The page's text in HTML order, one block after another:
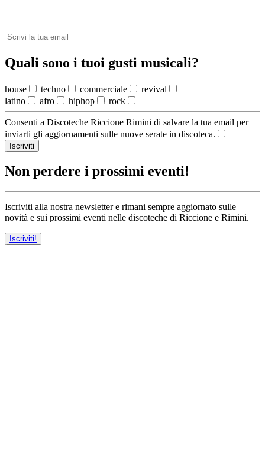
Quali sono i tuoi gusti musicali?
house techno commerciale
revival
latino
afro hiphop rock
Consenti a Discoteche Riccione Rimini di salvare la tua email per
inviarti gli aggiornamenti sulle nuove serate in discoteca.
Iscriviti
Non perdere i prossimi eventi!
Iscriviti alla nostra newsletter e rimani sempre aggiornato sulle
novità e sui prossimi eventi nelle discoteche di Riccione e Rimini.
Iscriviti!